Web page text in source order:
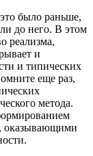
было раньше,
до него. В этом
реализма,
и
и типических
еще раз,
метода.
оказывающими